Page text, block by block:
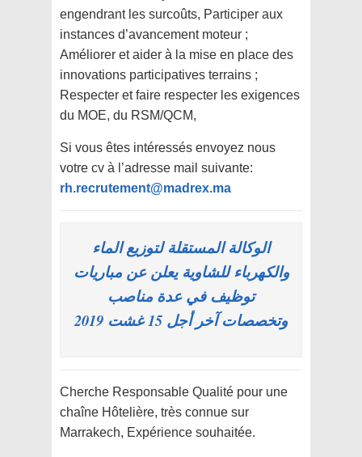
engendrant les surcoûts, Participer aux
instances d’avancement moteur ;
Améliorer et aider à la mise en place des
innovations participatives terrains ;
Respecter et faire respecter les exigences
du MOE, du RSM/QCM,
Si vous êtes intéressés envoyez nous
votre cv à l’adresse mail suivante:
rh.recrutement@madrex.ma
الوكالة المستقلة لتوزيع الماء
والكهرباء للشاوية يعلن عن مباريات
توظيف في عدة مناصب
وتخصصات آخر أجل 15 غشت 2019
Cherche Responsable Qualité pour une
chaîne Hôtelière, très connue sur
Marrakech, Expérience souhaitée.